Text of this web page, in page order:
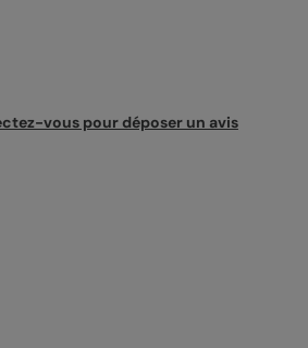
vous pour déposer un avis